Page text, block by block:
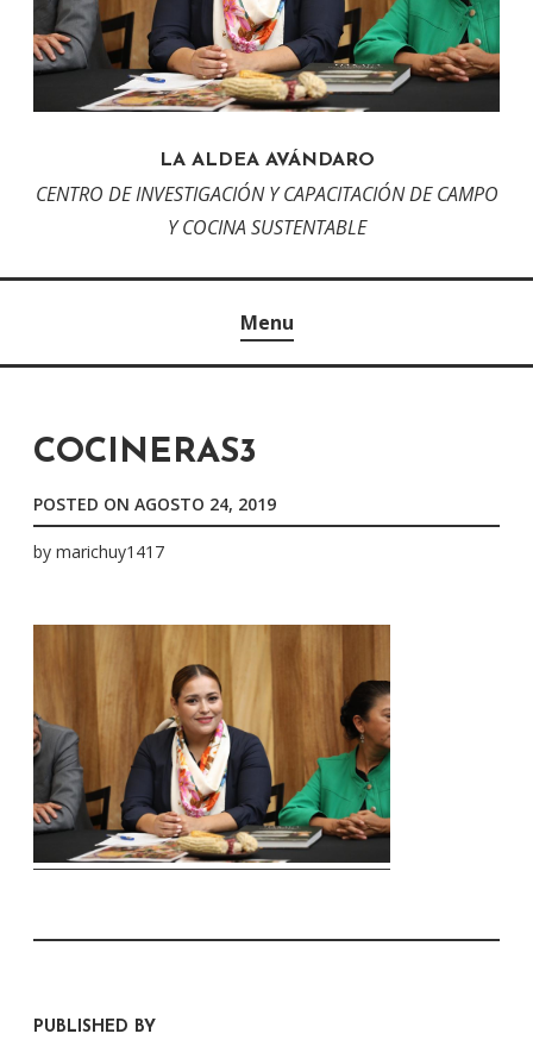
LA ALDEA AVÁNDARO
CENTRO DE INVESTIGACIÓN Y CAPACITACIÓN DE CAMPO
Y COCINA SUSTENTABLE
Menu
COCINERAS3
POSTED ON AGOSTO 24, 2019
by marichuy1417
PUBLISHED BY